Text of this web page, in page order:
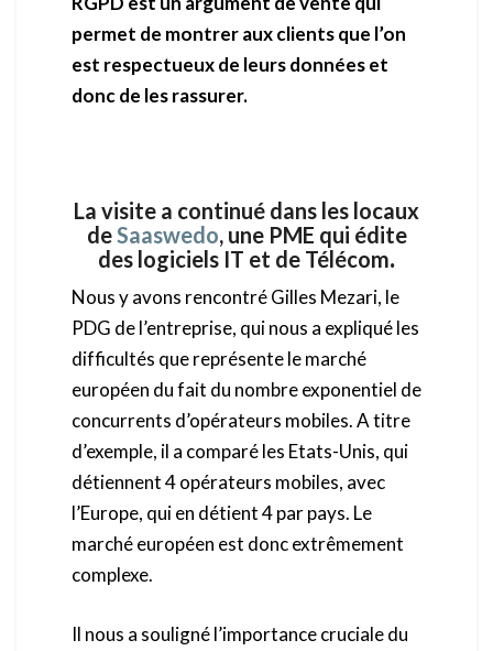
permet de montrer aux clients que l’on
est respectueux de leurs données et
donc de les rassurer.
La visite a continué dans les locaux
deSaaswedo, une PME qui édite
des logiciels IT et de Télécom.
Nous y avons rencontré Gilles Mezari, le
PDG de l’entreprise, qui nous a expliqué les
difficultés que représente le marché
européen du fait du nombre exponentiel de
concurrents d’opérateurs mobiles. A titre
d’exemple, il a comparé les Etats-Unis, qui
détiennent 4 opérateurs mobiles, avec
l’Europe, qui en détient 4 par pays. Le
marché européen est donc extrêmement
complexe.
Il nous a souligné l’importance cruciale du